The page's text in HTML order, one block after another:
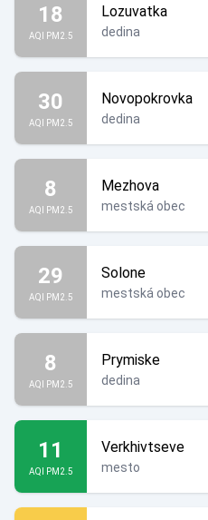
18
AQI PM2.5
Lozuvatka
dedina
30
AQI PM2.5
Novopokrovka
dedina
8
AQI PM2.5
Mezhova
mestská obec
29
AQI PM2.5
Solone
mestská obec
8
AQI PM2.5
Prymiske
dedina
11
AQI PM2.5
Verkhivtseve
mesto